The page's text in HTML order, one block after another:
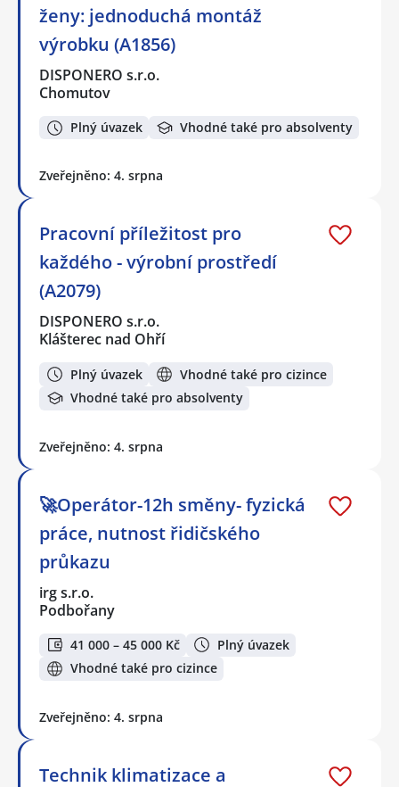
ženy: jednoduchá montáž
výrobku (A1856)
DISPONERO s.r.o.
Chomutov
Plný úvazek Vhodné také pro absolventy
Zveřejněno: 4. srpna
Pracovní příležitost pro
každého - výrobní prostředí
(A2079)
DISPONERO s.r.o.
Klášterec nad Ohří
Plný úvazek
Vhodné také pro cizince
Vhodné také pro absolventy
Zveřejněno: 4. srpna
🚀Operátor-12h směny- fyzická
práce, nutnost řidičského
průkazu
irg s.r.o.
Podbořany
41 000 – 45 000 Kč
Plný úvazek
Vhodné také pro cizince
Zveřejněno: 4. srpna
Technik klimatizace a